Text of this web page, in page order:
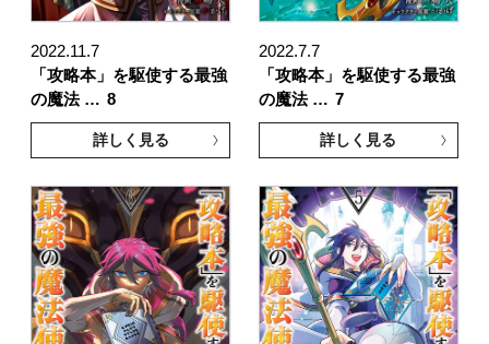
2022.11.7
「攻略本」を駆使する最強
の魔法 … 8
詳しく見る
2022.7.7
「攻略本」を駆使する最強
の魔法 … 7
詳しく見る